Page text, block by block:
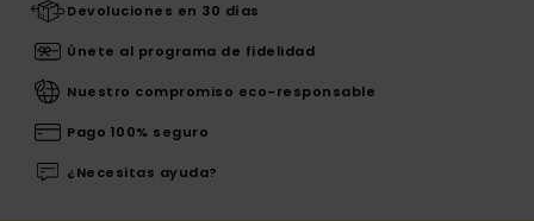
Devoluciones en 30 días
Únete al programa de fidelidad
Nuestro compromiso eco-responsable
Pago 100% seguro
¿Necesitas ayuda?